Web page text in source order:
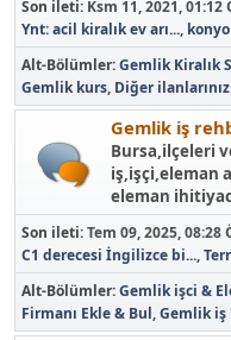
Son ileti: Ksm 11, 2021, 01:12
Ynt: acil kiralık ev arı..., konyo
Alt-Bölümler Gemlik Kiralık
Gemlik kurs Diğer ilanlarınız
Gemlik iş
Bursa,ilçeleri
iş,işçi,eleman
eleman
Son ileti:Tem 09, 2025, 08:28
C1 derecesi İngilizce bi...,
Alt-Bölümler Gemlik işci &
Firmanı Ekle & Bul Gemlik iş